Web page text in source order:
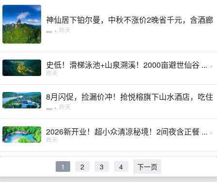
神仙居下铂尔曼，中秋不涨价2晚省千元，含酒廊
... · 昨天
史低！滑梯泳池+山泉溯溪！2000亩避世仙谷 ... ·
昨天
8月闪促，捡漏价冲！抢悦榕旗下山水酒店，吃住
... · 昨天
2026新开业！超小众清凉秘境！2间夜含正餐 ... ·
昨天
1 2 3 4 下一页